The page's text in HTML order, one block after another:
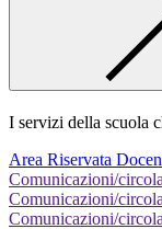
I servizi della scuola
Area Riservata
Comunicazioni/
Comunicazioni/
Comunicazioni/